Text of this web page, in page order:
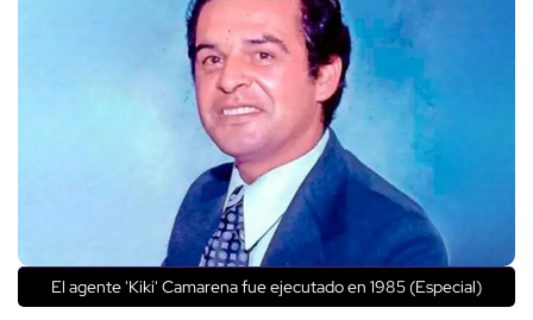
El agente 'Kiki' Camarena fue ejecutado en 1985 (Especial)